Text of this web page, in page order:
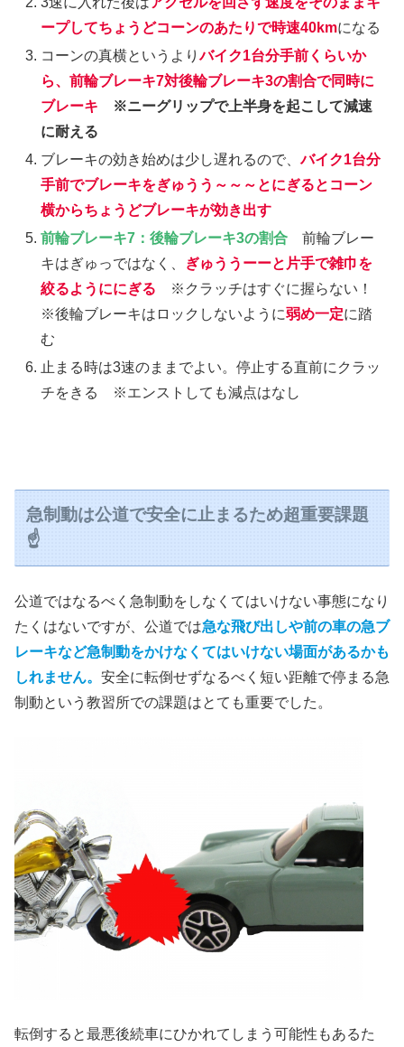
ープしてちょうどコーンのあたりで時速40kmになる
コーンの真横というよりバイク1台分手前くらいか
ら、前輪ブレーキ7対後輪ブレーキ3の割合で同時に
ブレーキ
※ニーグリップで上半身を起こして減速
に耐える
ブレーキの効き始めは少し遅れるので、バイク1台分
手前でブレーキをぎゅうう～～～とにぎるとコーン
横からちょうどブレーキが効き出す
前輪ブレーキ7：後輪ブレーキ3の割合 前輪ブレー
キはぎゅっではなく、
ぎゅううーーと片手で雑巾を
絞るようににぎる ※クラッチはすぐに握らない！
※後輪ブレーキはロックしないように弱め一定に踏
む
止まる時は3速のままでよい。停止する直前にクラッ
チをきる ※エンストしても減点はなし
急制動は公道で安全に止まるため超重要課題
☝️
公道ではなるべく急制動をしなくてはいけない事態になり
たくはないですが、公道では急な飛び出しや前の車の急ブ
レーキなど急制動をかけなくてはいけない場面があるかも
しれません。 安全に転倒せずなるべく短い距離で停まる急
制動という教習所での課題はとても重要でした。
転倒すると最悪後続車にひかれてしまう可能性もあるた